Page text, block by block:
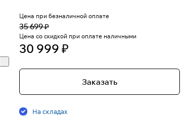
Цена при безналичной оплате
35 699 ₽
Цена со скидкой при оплате наличными
30 999 ₽
Заказать
На складах